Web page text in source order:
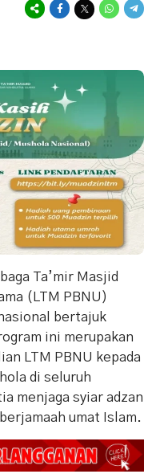
Ta’mir Masjid
(LTM PBNU)
bertajuk
ini merupakan
LTM PBNU kepada
di seluruh
menjaga syiar adzan
umat Islam.